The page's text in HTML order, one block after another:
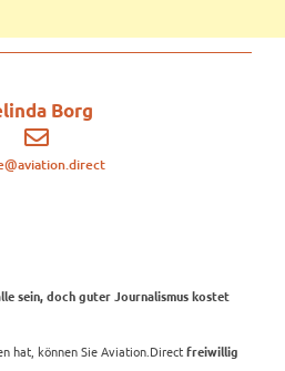
Borg
sein, doch guter Journalismus kostet
hat, können Sie Aviation.Direct freiwillig